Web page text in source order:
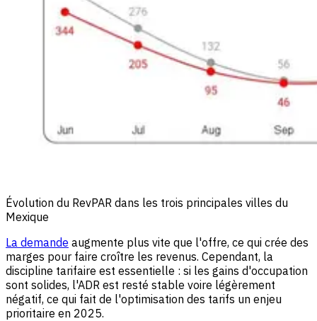
Évolution du RevPAR dans les trois principales villes du
Mexique
La demande augmente plus vite que l'offre, ce qui crée des
marges pour faire croître les revenus. Cependant, la
discipline tarifaire est essentielle : si les gains d'occupation
sont solides, l'ADR est resté stable voire légèrement
négatif, ce qui fait de l'optimisation des tarifs un enjeu
prioritaire en 2025.